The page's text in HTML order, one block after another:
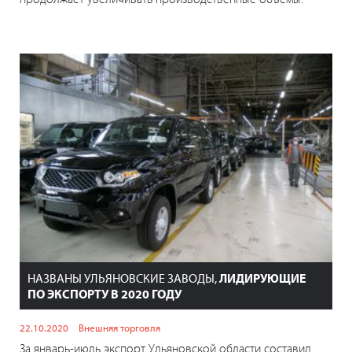
НАЗВАНЫ УЛЬЯНОВСКИЕ ЗАВОДЫ,ЛИДИРУЮЩИЕ
ПО ЭКСПОРТУ В 2020 ГОДУ
22.10.2020 Внешняя торговля
За январь-июль экспорт Ульяновской области составил